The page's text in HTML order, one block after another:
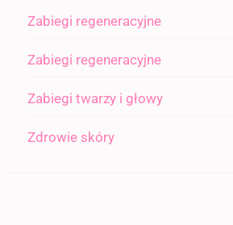
Zabiegi regeneracyjne
Zabiegi regeneracyjne
Zabiegi twarzy i głowy
Zdrowie skóry